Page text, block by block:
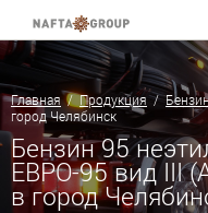
Главная/Продукция/
город Челябинск
Бензин 95
ЕВРО-95 вид III
в город